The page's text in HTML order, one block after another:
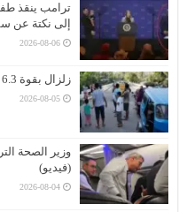
ترامب ينقذ
إلى نكتة عن
2026-08-06
زلزال بقوة 6.3 درجة يضرب جنوب الفلبين (فيديو)
2026-08-05
وزير الصحة
(فيديو)
2026-08-04